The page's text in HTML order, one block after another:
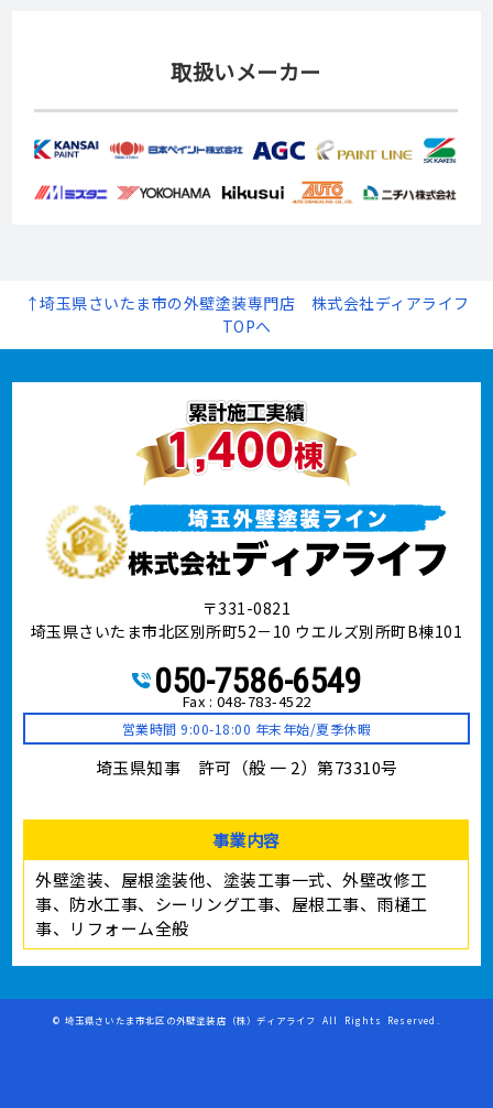
取扱いメーカー
↑埼玉県さいたま市の外壁塗装専門店 株式会社ディアライフ
TOPへ
〒331-0821
埼玉県さいたま市北区別所町52－10 ウエルズ別所町B棟101
050-7586-6549
Fax : 048-783-4522
営業時間 9:00-18:00 年末年始/夏季休暇
埼玉県知事 許可（般 一 2）第73310号
事業内容
外壁塗装、屋根塗装他、塗装工事⼀式、外壁改修工
事、防水工事、シーリング工事、屋根工事、雨樋工
事、リフォーム全般
© 埼玉県さいたま市北区の外壁塗装店（株）ディアライフ All Rights Reserved.